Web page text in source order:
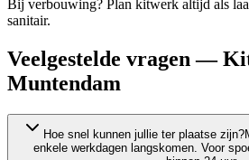
Bij verbouwing? Plan kitwerk altijd als
sanitair.
Veelgestelde vragen —
Muntendam
Hoe snel kunnen jullie ter plaatse zijn?
enkele werkdagen langskomen. Voor